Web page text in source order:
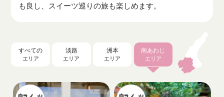
も良し、スイーツ巡りの旅も楽しめます。
すべての
エリア
淡路
エリア
洲本
エリア
南あわじ
エリア